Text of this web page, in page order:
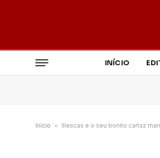
INÍCIO
Início » Illescas e o seu bonito cartaz